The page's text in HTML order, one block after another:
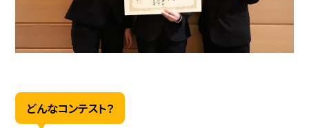
どんなコンテスト？